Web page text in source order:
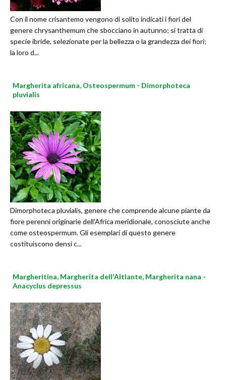
Con il nome crisantemo vengono di solito indicati i fiori del
genere chrysanthemum che sbocciano in autunno; si tratta di
specie ibride, selezionate per la bellezza o la grandezza dei fiori;
la loro d...
Margherita africana, Osteospermum - Dimorphoteca
pluvialis
Dimorphoteca pluvialis, genere che comprende alcune piante da
fiore perenni originarie dell'Africa meridionale, conosciute anche
come osteospermum. Gli esemplari di questo genere
costituiscono densi c...
Margheritina, Margherita dell'Altlante, Margherita nana -
Anacyclus depressus